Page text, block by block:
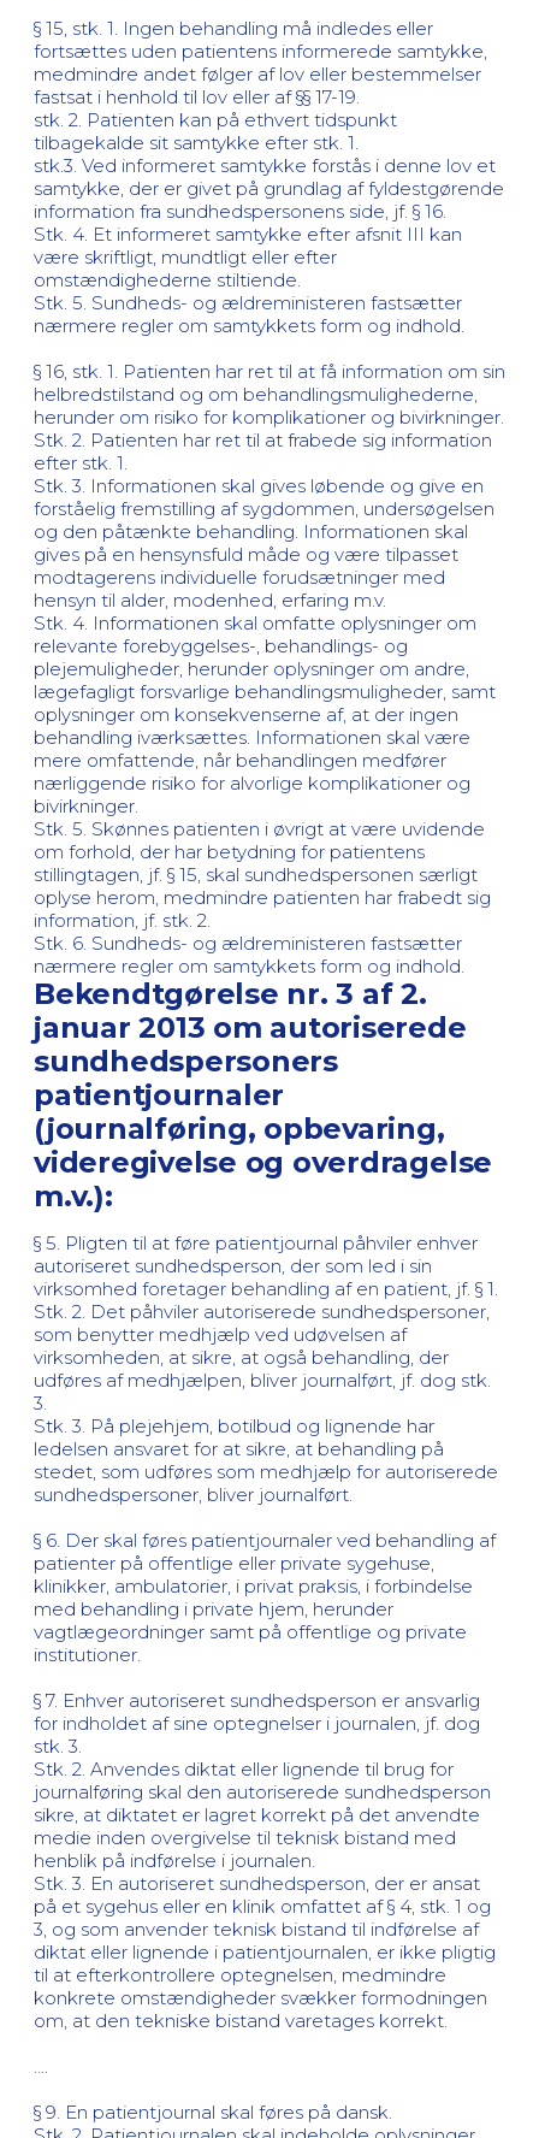
§ 15, stk. 1. Ingen behandling må indledes eller
fortsættes uden patientens informerede samtykke,
medmindre andet følger af lov eller bestemmelser
fastsat i henhold til lov eller af §§ 17-19.
stk. 2. Patienten kan på ethvert tidspunkt
tilbagekalde sit samtykke efter stk. 1.
stk.3. Ved informeret samtykke forstås i denne lov et
samtykke, der er givet på grundlag af fyldestgørende
information fra sundhedspersonens side, jf. § 16.
Stk. 4. Et informeret samtykke efter afsnit III kan
være skriftligt, mundtligt eller efter
omstændighederne stiltiende.
Stk. 5. Sundheds- og ældreministeren fastsætter
nærmere regler om samtykkets form og indhold.
§ 16, stk. 1. Patienten har ret til at få information om sin
helbredstilstand og om behandlingsmulighederne,
herunder om risiko for komplikationer og bivirkninger.
Stk. 2. Patienten har ret til at frabede sig information
efter stk. 1.
Stk. 3. Informationen skal gives løbende og give en
forståelig fremstilling af sygdommen, undersøgelsen
og den påtænkte behandling. Informationen skal
gives på en hensynsfuld måde og være tilpasset
modtagerens individuelle forudsætninger med
hensyn til alder, modenhed, erfaring m.v.
Stk. 4. Informationen skal omfatte oplysninger om
relevante forebyggelses-, behandlings- og
plejemuligheder, herunder oplysninger om andre,
lægefagligt forsvarlige behandlingsmuligheder, samt
oplysninger om konsekvenserne af, at der ingen
behandling iværksættes. Informationen skal være
mere omfattende, når behandlingen medfører
nærliggende risiko for alvorlige komplikationer og
bivirkninger.
Stk. 5. Skønnes patienten i øvrigt at være uvidende
om forhold, der har betydning for patientens
stillingtagen, jf. § 15, skal sundhedspersonen særligt
oplyse herom, medmindre patienten har frabedt sig
information, jf. stk. 2.
Stk. 6. Sundheds- og ældreministeren fastsætter
nærmere regler om samtykkets form og indhold.
Bekendtgørelse nr. 3 af 2.
januar 2013 om autoriserede
sundhedspersoners
patientjournaler
(journalføring, opbevaring,
videregivelse og overdragelse
m.v.):
§ 5. Pligten til at føre patientjournal påhviler enhver
autoriseret sundhedsperson, der som led i sin
virksomhed foretager behandling af en patient, jf. § 1.
Stk. 2. Det påhviler autoriserede sundhedspersoner,
som benytter medhjælp ved udøvelsen af
virksomheden, at sikre, at også behandling, der
udføres af medhjælpen, bliver journalført, jf. dog stk.
3.
Stk. 3. På plejehjem, botilbud og lignende har
ledelsen ansvaret for at sikre, at behandling på
stedet, som udføres som medhjælp for autoriserede
sundhedspersoner, bliver journalført.
§ 6. Der skal føres patientjournaler ved behandling af
patienter på offentlige eller private sygehuse,
klinikker, ambulatorier, i privat praksis, i forbindelse
med behandling i private hjem, herunder
vagtlægeordninger samt på offentlige og private
institutioner.
§ 7. Enhver autoriseret sundhedsperson er ansvarlig
for indholdet af sine optegnelser i journalen, jf. dog
stk. 3.
Stk. 2. Anvendes diktat eller lignende til brug for
journalføring skal den autoriserede sundhedsperson
sikre, at diktatet er lagret korrekt på det anvendte
medie inden overgivelse til teknisk bistand med
henblik på indførelse i journalen.
Stk. 3. En autoriseret sundhedsperson, der er ansat
på et sygehus eller en klinik omfattet af § 4, stk. 1 og
3, og som anvender teknisk bistand til indførelse af
diktat eller lignende i patientjournalen, er ikke pligtig
til at efterkontrollere optegnelsen, medmindre
konkrete omstændigheder svækker formodningen
om, at den tekniske bistand varetages korrekt.
§ 9. En patientjournal skal føres på dansk.